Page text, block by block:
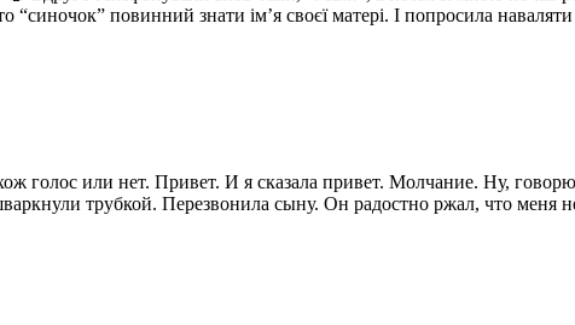
повинний знати ім’я своєї матері. І попросила
голос или нет. Привет. И я сказала привет. Молчание. Ну,
трубкой. Перезвонила сыну. Он радостно ржал, что меня